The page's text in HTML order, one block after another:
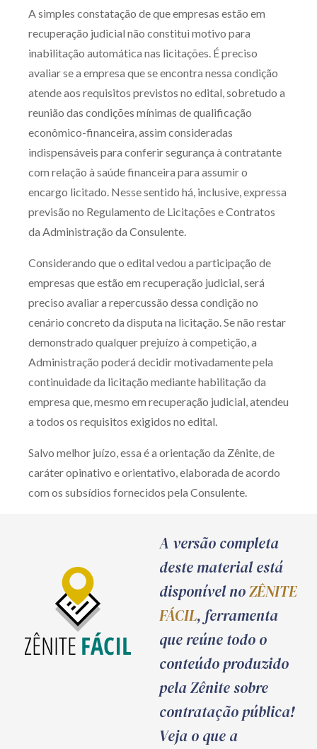
A simples constatação de que empresas estão em
recuperação judicial não constitui motivo para
inabilitação automática nas licitações. É preciso
avaliar se a empresa que se encontra nessa condição
atende aos requisitos previstos no edital, sobretudo a
reunião das condições mínimas de qualificação
econômico-financeira, assim consideradas
indispensáveis para conferir segurança à contratante
com relação à saúde financeira para assumir o
encargo licitado. Nesse sentido há, inclusive, expressa
previsão no Regulamento de Licitações e Contratos
da Administração da Consulente.
Considerando que o edital vedou a participação de
empresas que estão em recuperação judicial, será
preciso avaliar a repercussão dessa condição no
cenário concreto da disputa na licitação. Se não restar
demonstrado qualquer prejuízo à competição, a
Administração poderá decidir motivadamente pela
continuidade da licitação mediante habilitação da
empresa que, mesmo em recuperação judicial, atendeu
a todos os requisitos exigidos no edital.
Salvo melhor juízo, essa é a orientação da Zênite, de
caráter opinativo e orientativo, elaborada de acordo
com os subsídios fornecidos pela Consulente.
A versão completa
deste material está
disponível noZÊNITE
FÁCIL, ferramenta
que reúne todo o
conteúdo produzido
pela Zênite sobre
contratação pública!
Veja o que a